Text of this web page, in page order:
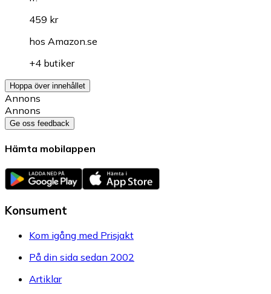
459 kr
hos Amazon.se
+4 butiker
Hoppa över innehållet
Annons
Annons
Ge oss feedback
Hämta mobilappen
Konsument
Kom igång med Prisjakt
På din sida sedan 2002
Artiklar